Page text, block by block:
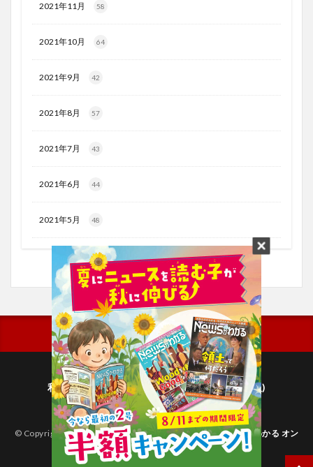
2021年11月 58
2021年10月 64
2021年9月 42
2021年8月 57
2021年7月 43
2021年6月 44
2021年5月 48
利用規約
プライバシーポリシー(毎日新聞出版)
個人情報について(毎日新聞社)
© Copyright 2026子どものためのニュース雑誌「ニュースがわかる オン
ライン」.